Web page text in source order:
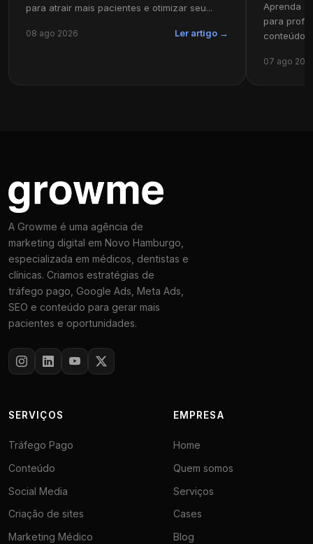
para atrair mais pacientes e otimizar seu...
08 ago 2026 Ler artigo →
Aprenda
para
conteúdo
07 ago
A Growme é uma agência de
marketing digital em Novo Hamburgo,
especializada em médicos, dentistas e
clínicas. Criamos estratégias de
tráfego pago, Google Ads, Meta Ads,
SEO e conteúdo para gerar mais
pacientes e oportunidades.
SERVIÇOS
Tráfego Pago
Conteúdo
Social Media
Criação de sites
Marketing Médico
EMPRESA
Home
Quem somos
Serviços
Cases
Blog